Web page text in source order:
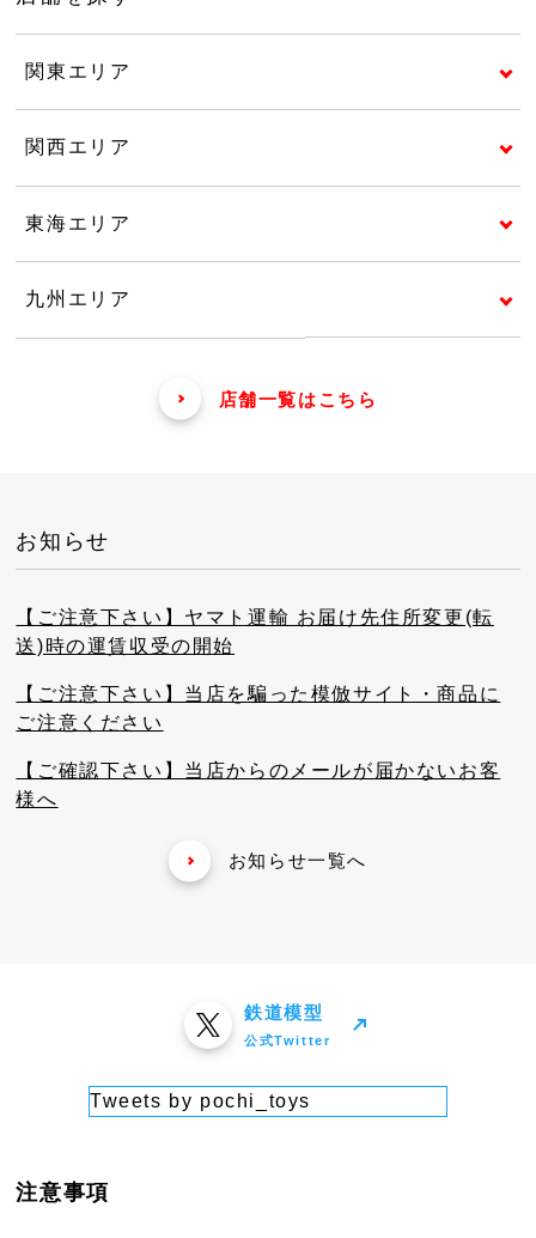
関東エリア
関西エリア
東海エリア
九州エリア
店舗一覧はこちら
お知らせ
【ご注意下さい】ヤマト運輸 お届け先住所変更(転
送)時の運賃収受の開始
【ご注意下さい】当店を騙った模倣サイト・商品に
ご注意ください
【ご確認下さい】当店からのメールが届かないお客
様へ
お知らせ一覧へ
鉄道模型
公式Twitter
Tweets by pochi_toys
注意事項